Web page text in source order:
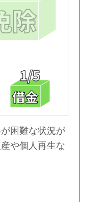
困難な状況が
や個人再生な